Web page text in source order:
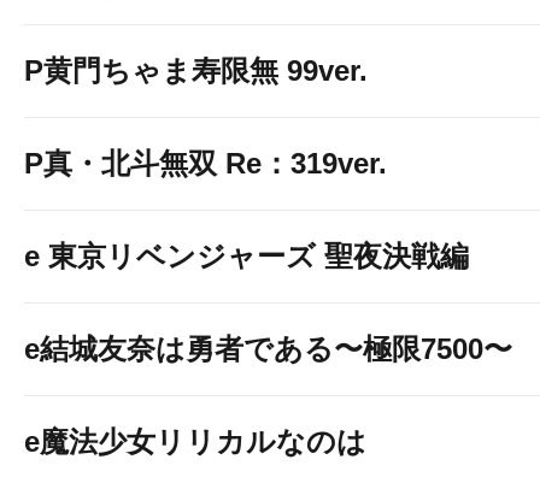
P黄門ちゃま寿限無 99ver.
P真・北斗無双 Re：319ver.
e 東京リベンジャーズ 聖夜決戦編
e結城友奈は勇者である〜極限7500〜
e魔法少女リリカルなのは